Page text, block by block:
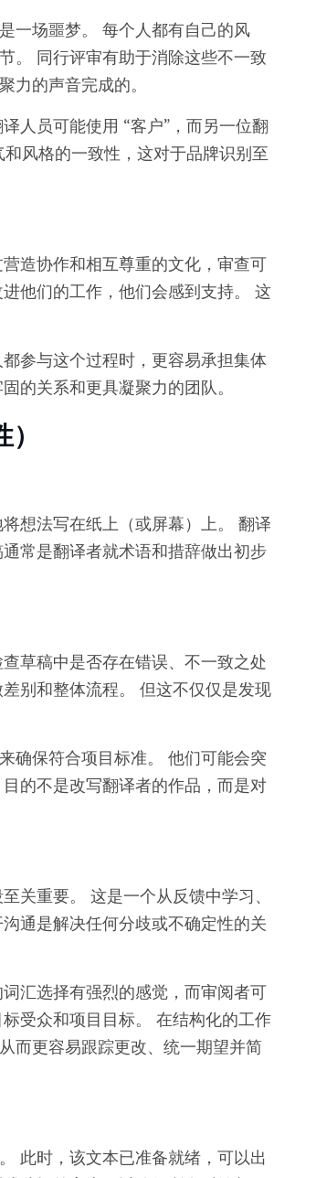
一场噩梦。 每个人都有自己的风
。 同行评审有助于消除这些不一致
力的声音完成的。
人员可能使用 “客户”，而另一位翻
风格的一致性，这对于品牌识别至
造协作和相互尊重的文化，审查可
他们的工作，他们会感到支持。 这
参与这个过程时，更容易承担集体
的关系和更具凝聚力的团队。
想法写在纸上（或屏幕）上。 翻译
常是翻译者就术语和措辞做出初步
草稿中是否存在错误、不一致之处
别和整体流程。 但这不仅仅是发现
确保符合项目标准。 他们可能会突
的不是改写翻译者的作品，而是对
关重要。 这是一个从反馈中学习、
通是解决任何分歧或不确定性的关
汇选择有强烈的感觉，而审阅者可
受众和项目目标。 在结构化的工作
而更容易跟踪更改、统一期望并简
此时，该文本已准备就绪，可以出